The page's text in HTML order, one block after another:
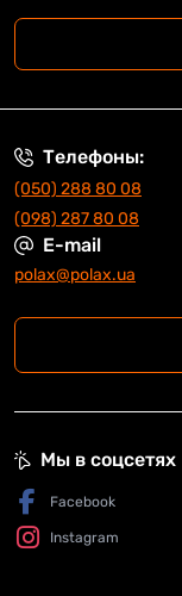
Телефоны:
(050) 288 80 08
(098) 287 80 08
E-mail
polax@polax.ua
Мы в соцсетях
Facebook
Instagram